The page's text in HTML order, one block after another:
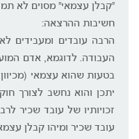
"קבלן עצמאי" מסוים לא
חשיבות ההרצאה:
הרבה עובדים ומעבידים לא
העבודה. לדוגמא, אדם
בטעות שהוא עצמאי
יתכן והוא נחשב לצורך
זכויותיו של עובד שכיר
עובד שכיר ומיהו קבלן